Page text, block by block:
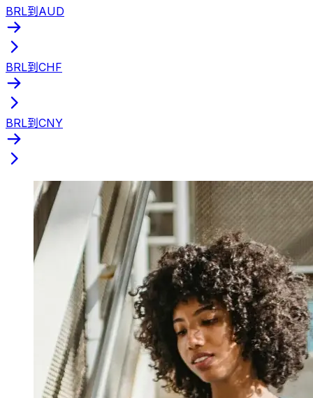
BRL到AUD
BRL到CHF
BRL到CNY